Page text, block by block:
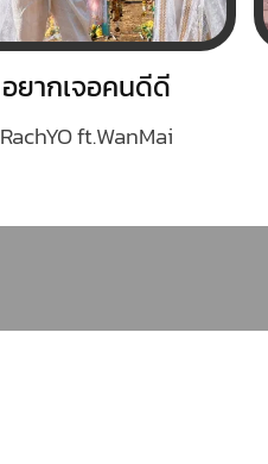
อยากเจอคนดีดี
RachYO ft.WanMai